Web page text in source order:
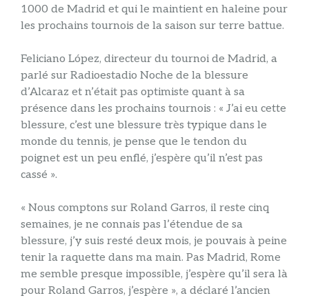
1000 de Madrid et qui le maintient en haleine pour
les prochains tournois de la saison sur terre battue.
Feliciano López, directeur du tournoi de Madrid, a
parlé sur Radioestadio Noche de la blessure
d’Alcaraz et n’était pas optimiste quant à sa
présence dans les prochains tournois : « J’ai eu cette
blessure, c’est une blessure très typique dans le
monde du tennis, je pense que le tendon du
poignet est un peu enflé, j’espère qu’il n’est pas
cassé ».
« Nous comptons sur Roland Garros, il reste cinq
semaines, je ne connais pas l’étendue de sa
blessure, j’y suis resté deux mois, je pouvais à peine
tenir la raquette dans ma main. Pas Madrid, Rome
me semble presque impossible, j’espère qu’il sera là
pour Roland Garros, j’espère », a déclaré l’ancien